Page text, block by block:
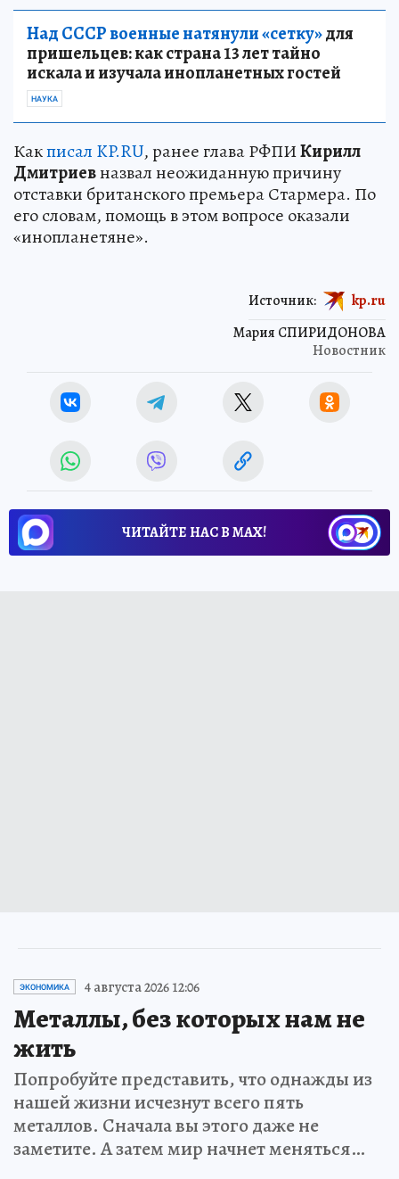
Над СССР военные натянули «сетку»для
пришельцев: как страна 13 лет тайно
искала и изучала инопланетных гостей
НАУКА
Какписал KP.RU, ранее глава РФПИКирилл
Дмитриевназвал неожиданную причину
отставки британского премьера Стармера. По
его словам, помощь в этом вопросе оказали
«инопланетяне».
Мария СПИРИДОНОВА
Новостник
Источник: kp.ru
ЧИТАЙТЕ НАС В МАХ!
ЭКОНОМИКА 4 августа 2026 12:06
Металлы, без которых нам не
жить
Попробуйте представить, что однажды из
нашей жизни исчезнут всего пять
металлов. Сначала вы этого даже не
заметите. А затем мир начнет меняться…